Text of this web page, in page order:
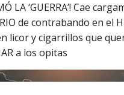
LA ‘GUERRA’! Cae
de contrabando en el
licor y cigarrillos que
a los opitas